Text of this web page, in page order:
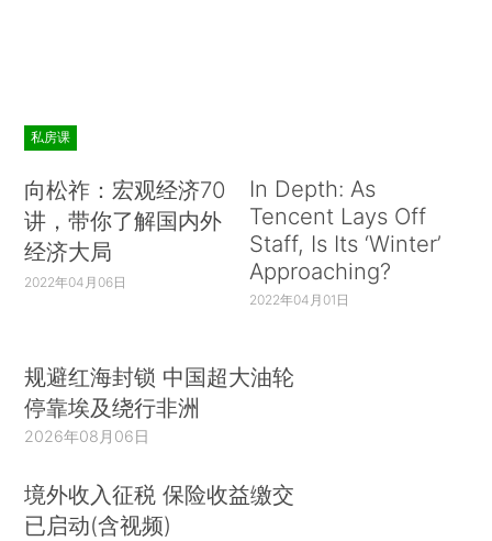
私房课
向松祚：宏观经济70
讲，带你了解国内外
经济大局
2022年04月06日
In Depth: As
Tencent Lays Off
Staff, Is Its ‘Winter’
Approaching?
2022年04月01日
规避红海封锁 中国超大油轮
停靠埃及绕行非洲
2026年08月06日
境外收入征税 保险收益缴交
已启动(含视频)